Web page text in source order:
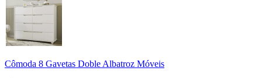
Cômoda 8 Gavetas Doble Albatroz Móveis